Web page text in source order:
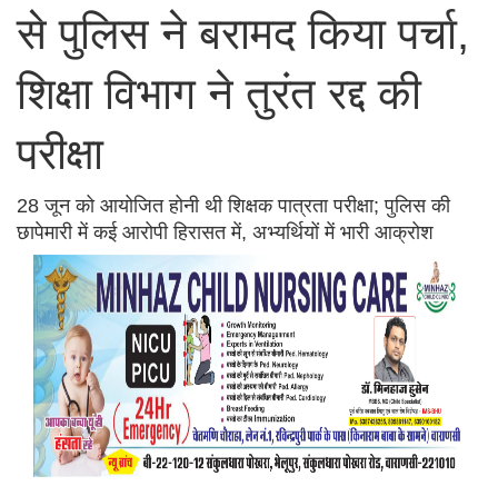
से पुलिस ने बरामद किया पर्चा,
शिक्षा विभाग ने तुरंत रद्द की
परीक्षा
28 जून को आयोजित होनी थी शिक्षक पात्रता परीक्षा; पुलिस की
छापेमारी में कई आरोपी हिरासत में, अभ्यर्थियों में भारी आक्रोश